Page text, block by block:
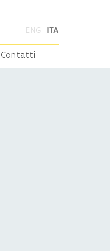
ENG ITA
Contatti